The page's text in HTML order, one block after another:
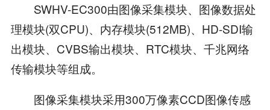
SWHV-EC300由图像采集模块、图像数据处
理模块(双CPU)、内存模块(512MB)、HD-SDI输
出模块、CVBS输出模块、RTC模块、千兆网络
传输模块等组成。
图像采集模块采用300万像素CCD图像传感